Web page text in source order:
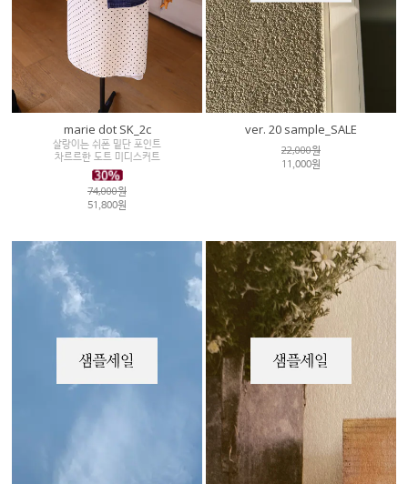
marie dot SK_2c
살랑이는 쉬폰 밑단 포인트
차르르한 도트 미디스커트
74,000원
51,800원
ver. 20 sample_SALE
22,000원
11,000원